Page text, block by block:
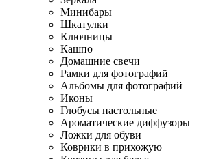
Минибары
Шкатулки
Ключницы
Кашпо
Домашние свечи
Рамки для фотографий
Альбомы для фотографий
Иконы
Глобусы настольные
Ароматические диффузоры
Ложки для обуви
Коврики в прихожую